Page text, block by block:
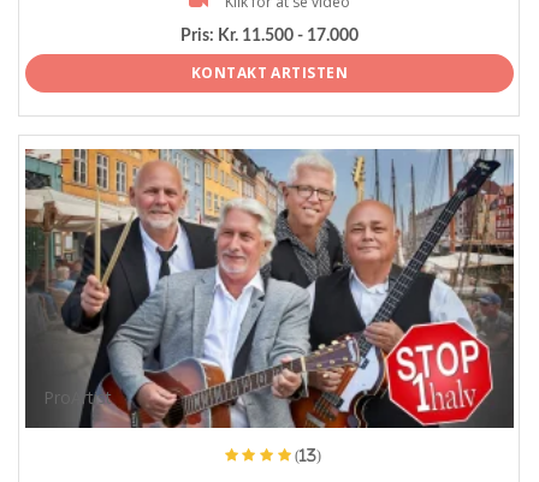
Pris: Kr. 11.500 - 17.000
KONTAKT ARTISTEN
ProArtist
(13)